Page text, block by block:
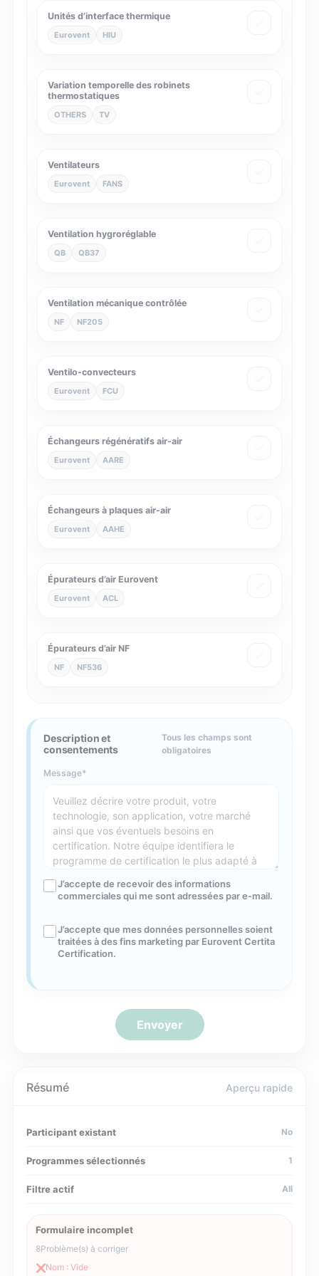
Unités d’interface thermique
Eurovent HIU
Variation temporelle des robinets
thermostatiques
OTHERS TV
Ventilateurs
Eurovent FANS
Ventilation hygroréglable
QB QB37
Ventilation mécanique contrôlée
NF NF205
Ventilo-convecteurs
Eurovent FCU
Échangeurs régénératifs air-air
Eurovent AARE
Échangeurs à plaques air-air
Eurovent AAHE
Épurateurs d’air Eurovent
Eurovent ACL
Épurateurs d’air NF
NF NF536
Description et
consentements
Tous les champs sont
obligatoires
Message
J’accepte de recevoir des informations
commerciales qui me sont adressées par e-mail.
J’accepte que mes données personnelles soient
traitées à des fins marketing par Eurovent Certita
Certification.
Envoyer
Résumé Aperçu rapide
Participant existant No
Programmes sélectionnés 1
Filtre actif All
Formulaire incomplet
8Problème(s) à corriger
❌Nom : Vide